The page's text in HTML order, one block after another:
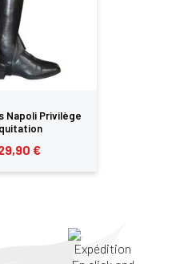
Napoli Privilège
€